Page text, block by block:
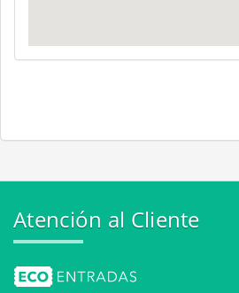
Atención al Cliente